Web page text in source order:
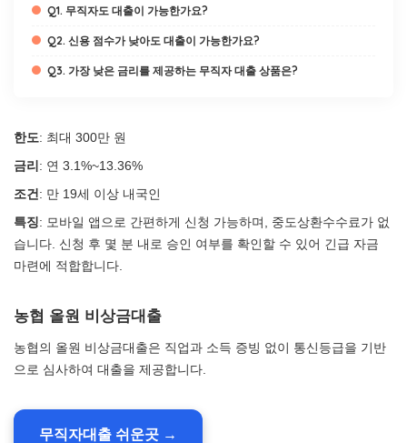
Q1. 무직자도 대출이 가능한가요?
Q2. 신용 점수가 낮아도 대출이 가능한가요?
Q3. 가장 낮은 금리를 제공하는 무직자 대출 상품은?
한도: 최대 300만 원
금리 : 연 3.1%~13.36%
조건 : 만 19세 이상 내국인
특징: 모바일 앱으로 간편하게 신청 가능하며, 중도상환수수료가 없
습니다. 신청 후 몇 분 내로 승인 여부를 확인할 수 있어 긴급 자금
마련에 적합합니다.
농협 올원 비상금대출
농협의 올원 비상금대출은 직업과 소득 증빙 없이 통신등급을 기반
으로 심사하여 대출을 제공합니다.
무직자대출 쉬운곳 →